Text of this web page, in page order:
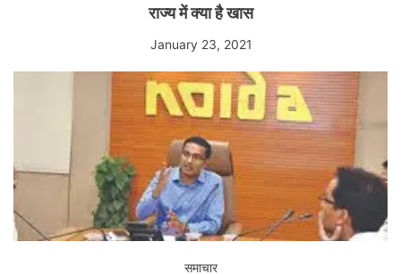
राज्य में क्या है खास
January 23, 2021
समाचार